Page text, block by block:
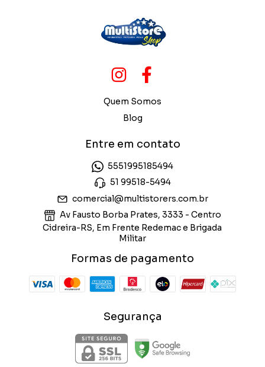
Quem Somos
Blog
Entre em contato
5551995185494
51 99518-5494
comercial@multistorers.com.br
Av Fausto Borba Prates, 3333 - Centro
Cidreira-RS, Em Frente Redemac e Brigada
Militar
Formas de pagamento
Segurança